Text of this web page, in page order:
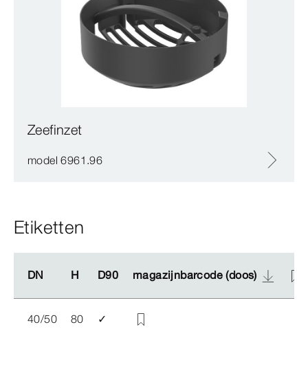
Zeefinzet
model 6961.96
Etiketten
DN H D90 magazijnbarcode (doos)
DN H D90 magazijnbarcode (doos)
40/50 80 ✓